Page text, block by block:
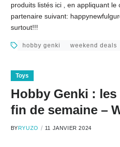
produits listés ici , en appliquant le
partenaire suivant:
surtout!!!
hobby genki weekend deals
Toys
Hobby Genki :
fin de semaine –
BYRYUZO 11 JANVIER 2024